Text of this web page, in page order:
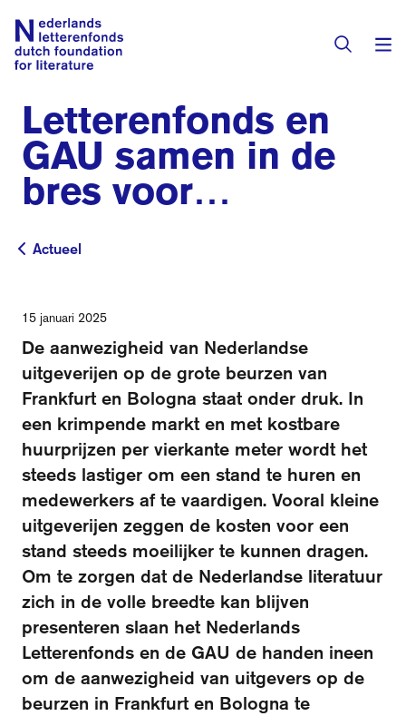
Subsidies
Activiteiten
Programma's
Residenties
Vertalingendatabase
Toekenningen
Actueel
Over het fonds
Over het fonds
Veelgestelde vragen
Ontmoet de organisatie
Publicaties
Vacatures
Contact
Schrijf je in voor de nieuwsbrief
Visit International website
Letterenfonds en
GAU samen in de
bres voor
aanwezigheid op
Actueel
Actueel
15 januari 2025
De aanwezigheid van Nederlandse
uitgeverijen op de grote beurzen van
Frankfurt en Bologna staat onder druk. In
een krimpende markt en met kostbare
huurprijzen per vierkante meter wordt het
steeds lastiger om een stand te huren en
medewerkers af te vaardigen. Vooral kleine
uitgeverijen zeggen de kosten voor een
stand steeds moeilijker te kunnen dragen.
Om te zorgen dat de Nederlandse literatuur
zich in de volle breedte kan blijven
presenteren slaan het Nederlands
Letterenfonds en de GAU de handen ineen
om de aanwezigheid van uitgevers op de
beurzen in Frankfurt en Bologna te